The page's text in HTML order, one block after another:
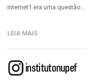
Internet1 era uma questão…
LEIA MAIS